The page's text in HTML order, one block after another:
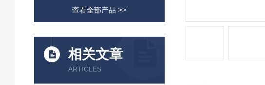
查看全部产品 >>
相关文章
ARTICLES